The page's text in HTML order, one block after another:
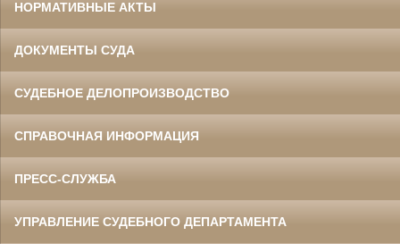
НОРМАТИВНЫЕ АКТЫ
ДОКУМЕНТЫ СУДА
СУДЕБНОЕ ДЕЛОПРОИЗВОДСТВО
СПРАВОЧНАЯ ИНФОРМАЦИЯ
ПРЕСС-СЛУЖБА
УПРАВЛЕНИЕ СУДЕБНОГО ДЕПАРТАМЕНТА